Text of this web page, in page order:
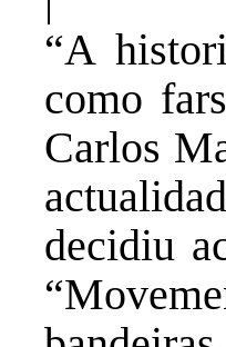
“A
como
Carlos
decidiu